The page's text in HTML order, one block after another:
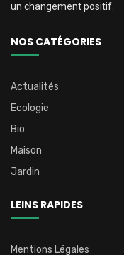
un changement positif.
NOS CATÉGORIES
Actualités
Ecologie
Bio
Maison
Jardin
LEINS RAPIDES
Mentions Légales